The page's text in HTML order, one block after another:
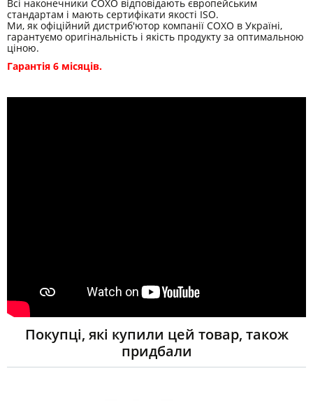
Всі наконечники COXO відповідають європейським
стандартам і мають сертифікати якості ISO.
Ми, як офіційний дистриб'ютор компанії COXO в Україні,
гарантуємо оригінальність і якість продукту за оптимальною
ціною.
Гарантія 6 місяців.
Покупці, які купили цей товар, також
придбали